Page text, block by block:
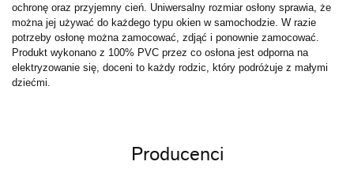
ochronę oraz przyjemny cień. Uniwersalny rozmiar osłony sprawia, że
można jej używać do każdego typu okien w samochodzie. W razie
potrzeby osłonę można zamocować, zdjąć i ponownie zamocować.
Produkt wykonano z 100% PVC przez co osłona jest odporna na
elektryzowanie się, doceni to każdy rodzic, który podróżuje z małymi
dziećmi.
Producenci